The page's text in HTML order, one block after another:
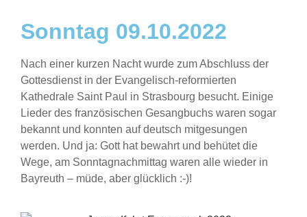
Sonntag 09.10.2022
Nach einer kurzen Nacht wurde zum Abschluss der
Gottesdienst in der Evangelisch-reformierten
Kathedrale Saint Paul in Strasbourg besucht. Einige
Lieder des französischen Gesangbuchs waren sogar
bekannt und konnten auf deutsch mitgesungen
werden. Und ja: Gott hat bewahrt und behütet die
Wege, am Sonntagnachmittag waren alle wieder in
Bayreuth – müde, aber glücklich :-)!